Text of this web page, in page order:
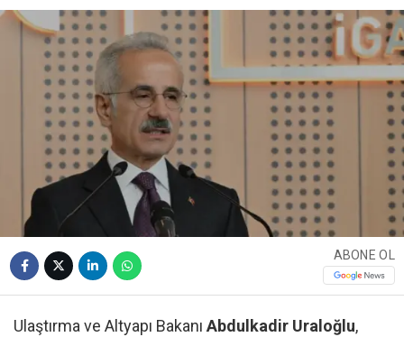
ABONE OL
Ulaştırma ve Altyapı Bakanı Abdulkadir Uraloğlu,